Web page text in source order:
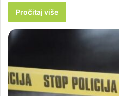
Pročitaj više